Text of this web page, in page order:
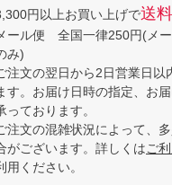
円以上お買い上げで送
ール便 全国一律250円(メ
み)
注文の翌日から2日営業日以
す。お届け日時の指定、お
っております。
注文の混雑状況によって、
がございます。詳しくはご
用ください。